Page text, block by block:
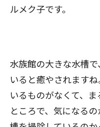
ルメク子です。
水族館の大きな水槽
いると癒やされます
いるものがなくて、
ところで、気になる